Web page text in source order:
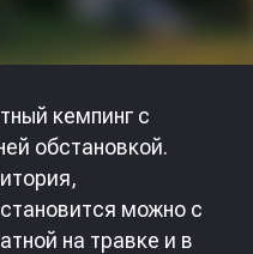
кемпинг с
обстановкой.
можно с
на травке и в